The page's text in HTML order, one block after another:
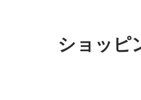
ショッ